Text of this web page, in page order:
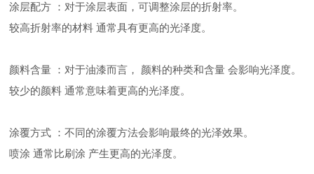
涂层配方 ：对于涂层表面，可调整涂层的折射率。
较高折射率的材料 通常具有更高的光泽度。
颜料含量 ：对于油漆而言， 颜料的种类和含量 会影响光泽度。
较少的颜料 通常意味着更高的光泽度。
涂覆方式 ：不同的涂覆方法会影响最终的光泽效果。
喷涂 通常比刷涂 产生更高的光泽度。